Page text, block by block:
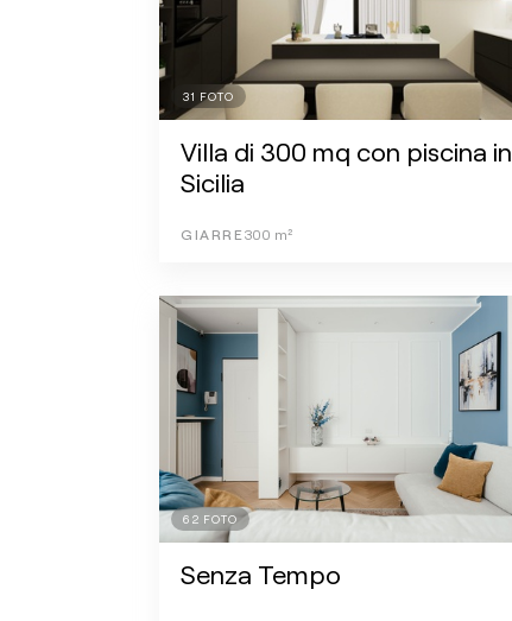
31 FOTO
Villa di 300 mq con piscina in
Sicilia
GIARRE 300 m²
62 FOTO
Senza Tempo